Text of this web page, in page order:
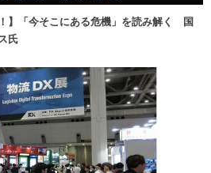
】「今そこにある危機」を読み解く 国
氏